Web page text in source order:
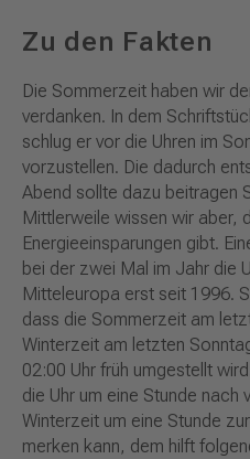
Zu den Fakten
Die Sommerzeit haben wir
verdanken. In dem
schlug er vor die Uhren im
vorzustellen. Die dadurch
Abend sollte dazu beitragen
Mittlerweile wissen wir aber,
Energieeinsparungen gibt.
bei der zwei Mal im Jahr die
Mitteleuropa erst seit 1996.
dass die Sommerzeit am
Winterzeit am letzten
02:00 Uhr früh umgestellt
die Uhr um eine Stunde nach
Winterzeit um eine Stunde
merken kann, dem hilft